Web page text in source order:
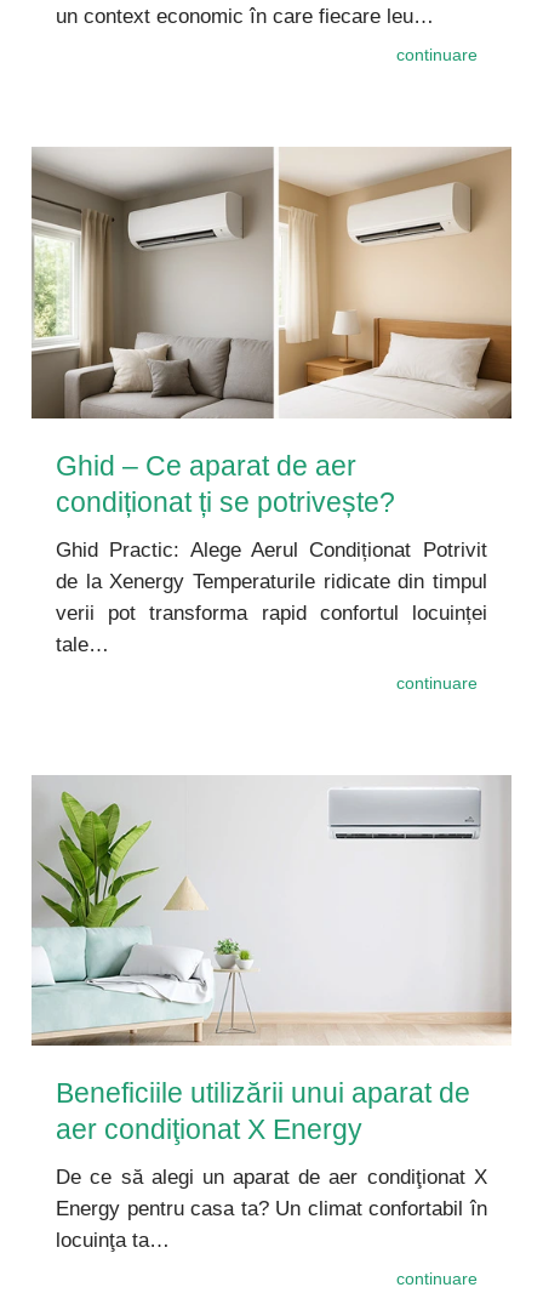
un context economic în care fiecare leu…
continuare
Ghid – Ce aparat de aer
condiționat ți se potrivește?
Ghid Practic: Alege Aerul Condiționat Potrivit
de la Xenergy Temperaturile ridicate din timpul
verii pot transforma rapid confortul locuinței
tale…
continuare
Beneficiile utilizării unui aparat de
aer condiţionat X Energy
De ce să alegi un aparat de aer condiţionat X
Energy pentru casa ta? Un climat confortabil în
locuinţa ta…
continuare